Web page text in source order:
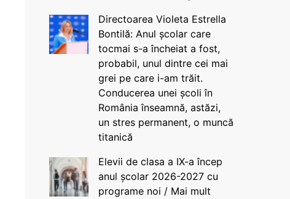
Directoarea Violeta Estrella
Bontilă: Anul școlar care
tocmai s-a încheiat a fost,
probabil, unul dintre cei mai
grei pe care i-am trăit.
Conducerea unei școli în
România înseamnă, astăzi,
un stres permanent, o muncă
titanică
Elevii de clasa a IX-a încep
anul școlar 2026-2027 cu
programe noi / Mai mult